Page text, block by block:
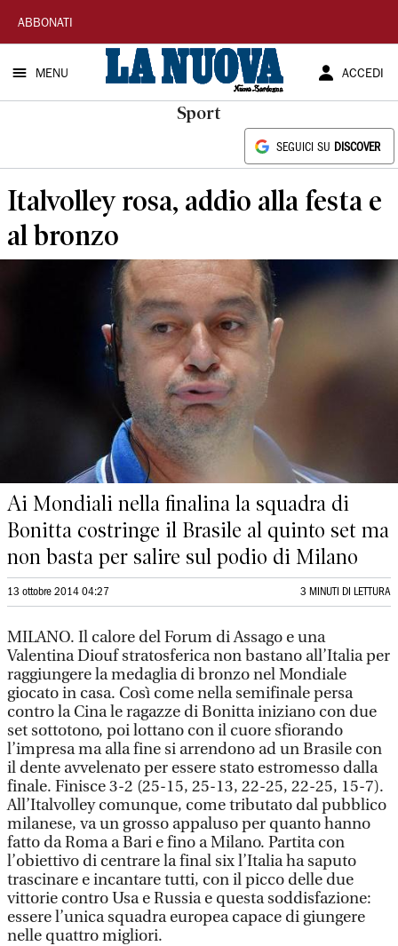
La
Nuova
Sardegna
ABBONATI
MENU ACCEDI
Sport
SEGUICI SU DISCOVER
Italvolley rosa, addio alla festa e
al bronzo
Ai Mondiali nella finalina la squadra di
Bonitta costringe il Brasile al quinto set ma
non basta per salire sul podio di Milano
13 ottobre 2014 04:27 3 MINUTI DI LETTURA
MILANO. Il calore del Forum di Assago e una
Valentina Diouf stratosferica non bastano all’Italia per
raggiungere la medaglia di bronzo nel Mondiale
giocato in casa. Così come nella semifinale persa
contro la Cina le ragazze di Bonitta iniziano con due
set sottotono, poi lottano con il cuore sfiorando
l’impresa ma alla fine si arrendono ad un Brasile con
il dente avvelenato per essere stato estromesso dalla
finale. Finisce 3-2 (25-15, 25-13, 22-25, 22-25, 15-7).
All’Italvolley comunque, come tributato dal pubblico
milanese, va un grosso appaluso per quanto hanno
fatto da Roma a Bari e fino a Milano. Partita con
l’obiettivo di centrare la final six l’Italia ha saputo
trascinare e incantare tutti, con il picco delle due
vittorie contro Usa e Russia e questa soddisfazione:
essere l’unica squadra europea capace di giungere
nelle quattro migliori.